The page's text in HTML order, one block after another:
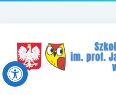
Open toolbar